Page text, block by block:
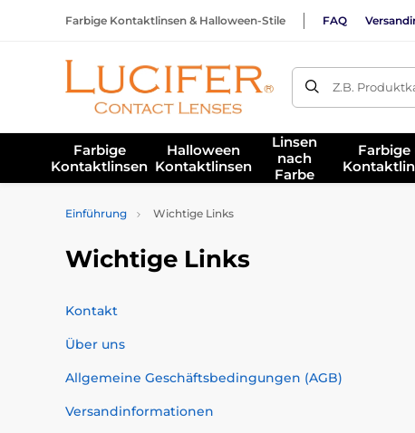
Farbige Kontaktlinsen & Halloween-Stile FAQ
Z.B.
Farbige
Kontaktlinsen
Halloween
Kontaktlinsen
Linsen
nach
Farbe
Einführung Wichtige Links
Wichtige Links
Kontakt
Über uns
Allgemeine Geschäftsbedingungen (AGB)
Versandinformationen